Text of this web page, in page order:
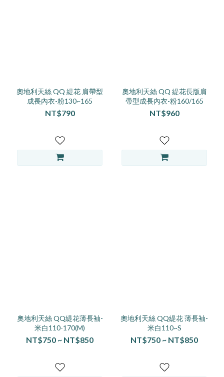
奧地利天絲 QQ 緹花 肩帶型
成長內衣-粉130~165
NT$790
奧地利天絲 QQ 緹花長版肩
帶型成長內衣-粉160/165
NT$960
奧地利天絲 QQ緹花薄長袖-
米白110-170(M)
NT$750 ~ NT$850
奧地利天絲 QQ緹花 薄長袖-
米白110~S
NT$750 ~ NT$850